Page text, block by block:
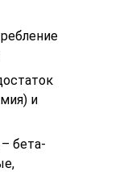
и
– бета-